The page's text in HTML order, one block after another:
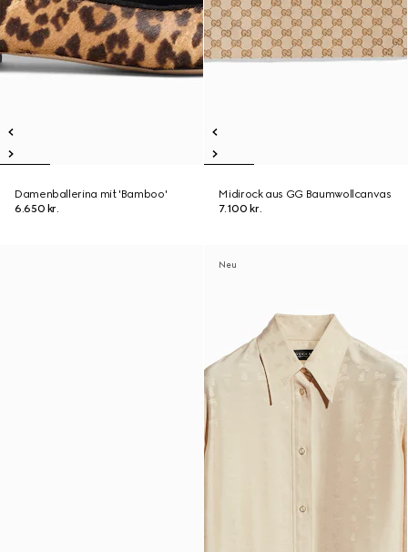
Damenballerina mit 'Bamboo'
6.650 kr.
Midirock aus GG Baumwollcanvas
7.100 kr.
Neu